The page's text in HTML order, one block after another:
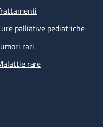
palliative pediatriche
rari
rare